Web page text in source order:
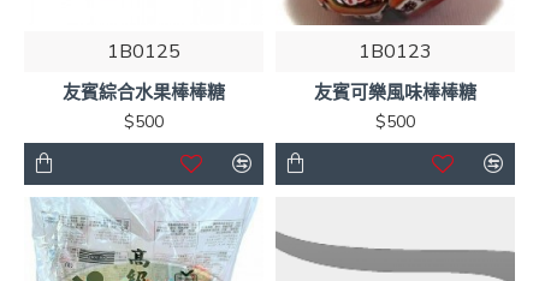
1B0125
友賓綜合水果棒棒糖
$500
1B0123
友賓可樂風味棒棒糖
$500